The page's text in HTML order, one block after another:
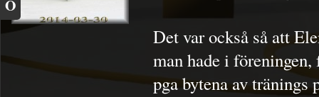
Det var också så att
man hade i
pga bytena av tränings
O